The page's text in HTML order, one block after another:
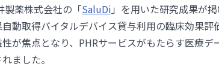
製薬株式会社の「SaluDi 」を用いた研究成果が掲
動取得バイタルデバイス貸与利用の臨床効果評
が焦点となり、PHRサービスがもたらす医療デ
ました。